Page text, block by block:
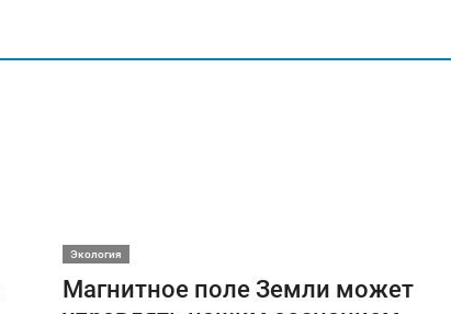
Экология
Магнитное поле Земли может